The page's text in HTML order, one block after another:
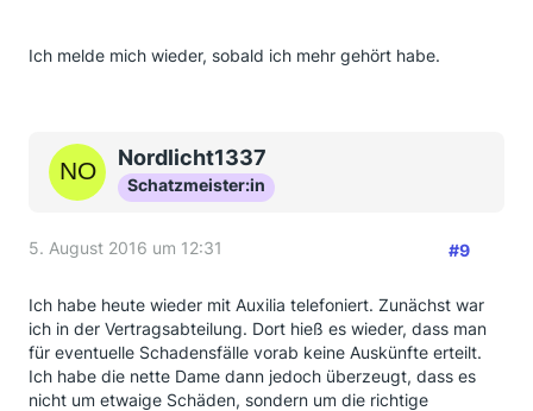
Richtung (Norden und das
Richtung amerikanische
Verhältnisse strebt. Wenn Euch also ein Versicherer
begegnet mit heute
das regelmäßig rein
Ich melde mich wieder, sobald ich mehr gehört habe.
Nordlicht1337
Schatzmeister:in
5. August 2016 um 12:31 #9
Ich habe heute wieder mit Auxilia telefoniert. Zunächst war
ich in der Vertragsabteilung. Dort hieß es wieder, dass man
für eventuelle Schadensfälle vorab keine Auskünfte erteilt.
Ich habe die nette Dame dann jedoch überzeugt, dass es
nicht um etwaige Schäden, sondern um die richtige